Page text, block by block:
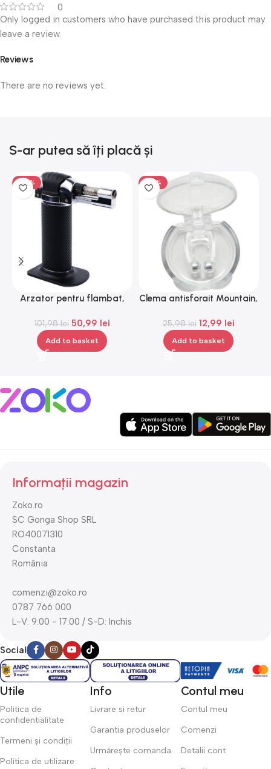
0
Reviews
There are no reviews yet.
Only logged in customers who have purchased this product may
leave a review.
S-ar putea să îți placă și
-50%
Arzator pentru flambat,
Gonga®
101,98lei 50,99 lei
Add to basket
-50%
Clema antisforait Mountain,
25,98lei 12,99 lei
Add to basket
Informații magazin
Zoko.ro
SC Gonga Shop SRL
RO40071310
Constanta
România
comenzi@zoko.ro
0787 766 000
L-V: 9:00 - 17:00 / S-D: Inchis
Social
Utile
Politica de
confidentialitate
Termeni și condiții
Politica de utilizare
Info
Livrare si retur
Garantia produselor
Urmărește comanda
Contul meu
Contul meu
Comenzi
Detalii cont